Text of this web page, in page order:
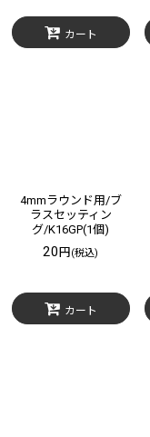
カート
4mmラウンド用/ブ
ラスセッティン
グ/K16GP(1個)
20円 (税込)
カート